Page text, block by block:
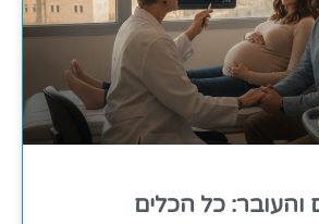
והעובר: כל הכלים